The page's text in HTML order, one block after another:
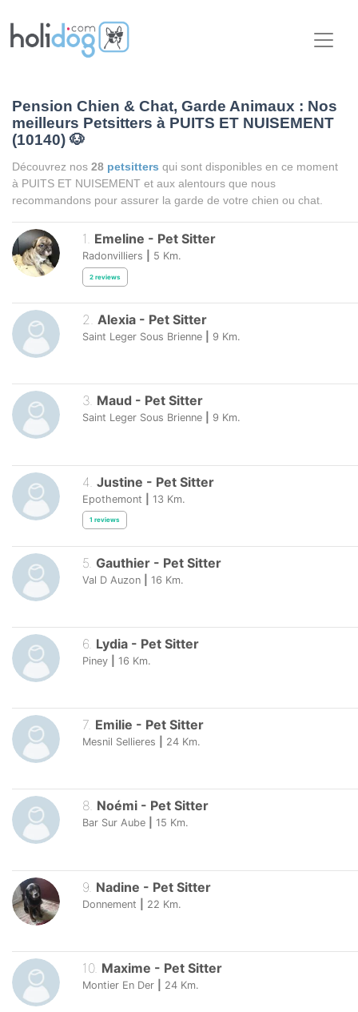
Pension Chien & Chat, Garde Animaux : Nos
meilleurs Petsitters à PUITS ET NUISEMENT
(10140) 🐶
Découvrez nos 28 petsitters qui sont disponibles en ce moment
à PUITS ET NUISEMENT et aux alentours que nous
recommandons pour assurer la garde de votre chien ou chat.
1. Emeline - Pet Sitter
Radonvilliers 5 Km.
2 reviews
2. Alexia - Pet Sitter
Saint Leger Sous Brienne 9 Km.
3. Maud - Pet Sitter
Saint Leger Sous Brienne 9 Km.
4 Justine - Pet Sitter
Epothemont 13 Km.
1 reviews
5 Gauthier - Pet Sitter
Val D Auzon 16 Km.
6. Lydia - Pet Sitter
Piney 16 Km.
7. Emilie - Pet Sitter
Mesnil Sellieres 24 Km.
8. Noémi - Pet Sitter
Bar Sur Aube 15 Km.
9 Nadine - Pet Sitter
Donnement 22 Km.
10. Maxime - Pet Sitter
Montier En Der 24 Km.